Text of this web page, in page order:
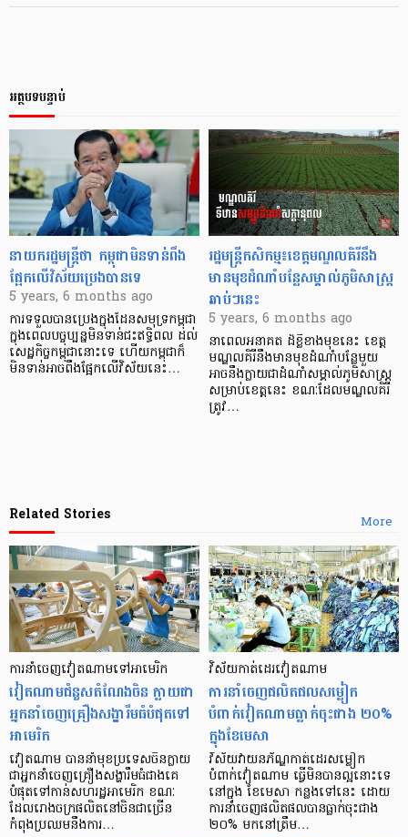
អត្ថបទបន្ទាប់
នាយករដ្ឋមន្ត្រីថា កម្ពុជាមិនទាន់ពឹង
ផ្អែកលើវិស័យប្រេងបានទេ
5 years, 6 months ago
ការទទួលបានប្រេងក្នុងដែនសមុទ្រកម្ពុជា
ក្នុងពេលបច្ចុប្បន្នមិនទាន់ជះឥទ្ធិពល ដល់
សេដ្ឋកិច្ចកម្ពុជានោះទេ ហើយកម្ពុជាក៏
មិនទាន់អាចពឹងផ្អែកលើវិស័យនេះ…
រដ្ឋមន្រ្តីកសិកម្ម៖ខេត្តមណ្ឌលគិរីនឹង
មានមុខដំណាំបន្លែសម្គាល់ភូមិសាស្ត្រ
ឆាប់ៗនេះ
5 years, 6 months ago
នាពេលអនាគត ដ៏ខ្លីខាងមុខនេះ ខេត្ត
មណ្ឌលគិរីនឹងមានមុខដំណាំបន្លែមួយ
អាចនឹងក្លាយជាដំណាំសម្គាល់ភូមិសាស្រ្ត
សម្រាប់ខេត្តនេះ ខណៈដែលមណ្ឌលគិរី
ត្រូវ…
More
Related Stories
ការនាំចេញវៀតណាមទៅអាមេរិក
វៀតណាមជំនួសតំណែងចិន ក្លាយជា
អ្នកនាំចេញគ្រឿងសង្ហារឹមធំបំផុតទៅ
អាមេរិក
វៀតណាម បាននាំមុខប្រទេសចិនក្លាយ
ជាអ្នកនាំចេញគ្រឿងសង្ហារឹមធំជាងគេ
បំផុតទៅកាន់សហរដ្ឋអាមេរិក ខណៈ
ដែលរោងចក្រផលិតនៅចិនជាច្រើន
កំពុងប្រឈមនឹងការ…
វិស័យកាត់ដេរ​វៀតណាម
ការនាំចេញផលិតផលសម្លៀក
បំពាក់វៀតណាមធ្លាក់ចុះជាង ២០%
ក្នុងខែមេសា
វិស័យវាយនភ័ណ្ឌកាត់ដេរសម្លៀក
បំពាក់វៀតណាម ធ្វើមិនបានល្អនោះទេ
នៅក្នុង ខែមេសា កន្លងទៅនេះ ដោយ
ការនាំចេញផលិតផលបានធ្លាក់ចុះជាង
២០% មកនៅត្រឹម…